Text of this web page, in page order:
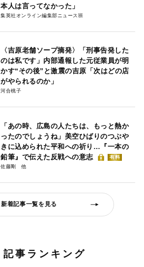
本人は言ってなかった」
集英社オンライン編集部ニュース班
〈吉原老舗ソープ摘発〉「刑事告発した
のは私です」内部通報した元従業員が明
かす“その後”と激震の吉原「次はどの店
がやられるのか」
河合桃子
「あの時、広島の人たちは、もっと熱か
ったのでしょうね」美空ひばりのつぶや
きに込められた平和への祈り…『一本の
鉛筆』で伝えた反戦への意志
有料
佐藤剛
新着記事一覧を見る
記事ランキング